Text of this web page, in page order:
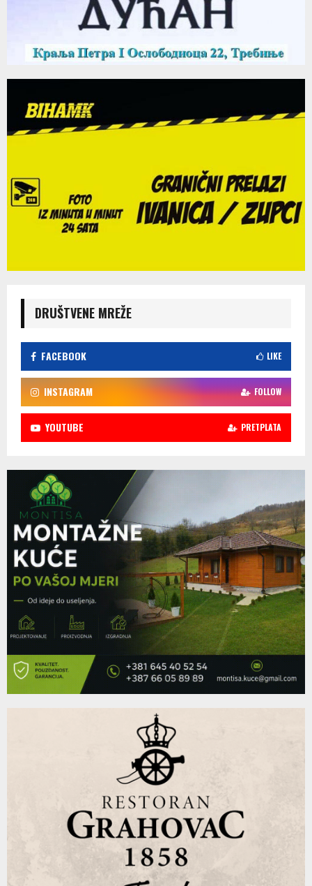
DRUŠTVENE MREŽE
FACEBOOK LIKE
INSTAGRAM FOLLOW
YOUTUBE PRETPLATA